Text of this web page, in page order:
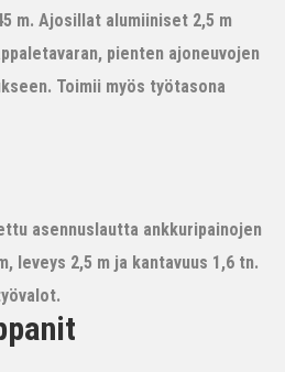
m. Ajosillat alumiiniset 2,5 m
pienten ajoneuvojen
Toimii myös työtasona
asennuslautta ankkuripainojen
leveys 2,5 m ja kantavuus 1,6 tn.